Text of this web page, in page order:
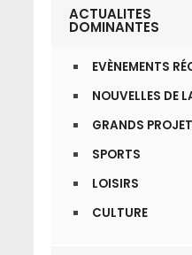
ACTUALITES
DOMINANTES
EVÈNEMENTS
NOUVELLES DE
GRANDS
SPORTS
LOISIRS
CULTURE